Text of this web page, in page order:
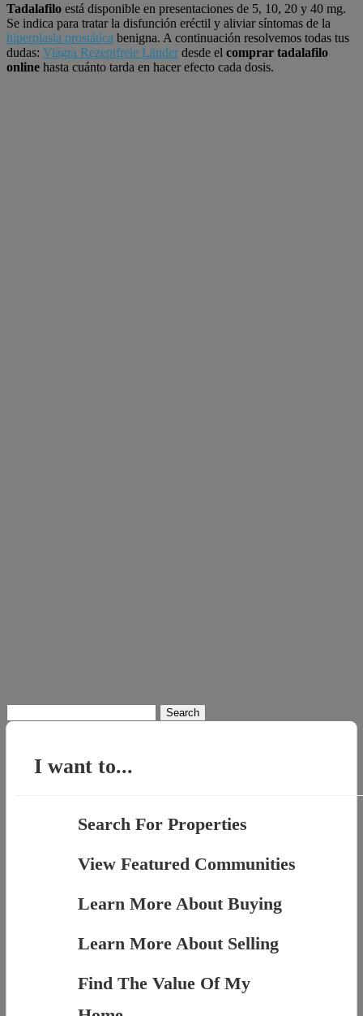
Tadalafilo está disponible en presentaciones de 5, 10, 20 y 40 mg.
Se indica para tratar la disfunción eréctil y aliviar síntomas de la
hiperplasia prostática benigna. A continuación resolvemos todas tus
dudas: Viagra Rezeptfreie Länder desde el comprar tadalafilo
online hasta cuánto tarda en hacer efecto cada dosis.
for:
I want to...
Search For Properties
View Featured Communities
Learn More About Buying
Learn More About Selling
Find The Value Of My